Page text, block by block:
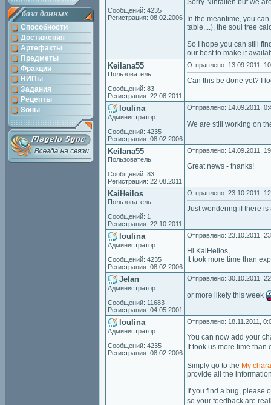
база данных
Способности
Достижения
Артефакты
Предметы
Фракции
НИПы
Задания
Рецепты
Зоны
Сообщений: 4235
Регистрация: 08.02.2006
Sorry Nintalten but we
In the meantime, you
table,...), the soul tree
So I hope you can still
our best to make it
Keilana55
Пользователь
Сообщений: 83
Регистрация: 22.08.2011
Отправлено: 13.09.2011,
Can this be done yet? I
loulina
Администратор
Сообщений: 4235
Регистрация: 08.02.2006
Отправлено: 14.09.2011,
We are still working on
Keilana55
Пользователь
Сообщений: 83
Регистрация: 22.08.2011
Отправлено: 14.09.2011,
Great news - thanks!
KaiHeilos
Пользователь
Сообщений: 1
Регистрация: 22.10.2011
Отправлено: 23.10.2011,
Just wondering if there is
loulina
Администратор
Сообщений: 4235
Регистрация: 08.02.2006
Отправлено: 23.10.2011,
Hi KaiHeilos,
It took more time than
Jelan
Администратор
Сообщений: 11683
Регистрация: 04.05.2001
Отправлено: 30.10.2011,
or more likely this week
loulina
Администратор
Сообщений: 4235
Регистрация: 08.02.2006
Отправлено: 18.11.2011,
You can now add your
It took us more time
Simply go to the My
provide all the
If you find a bug, please
so your feedback are